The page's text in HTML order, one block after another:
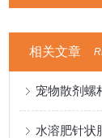
相关文章
宠物散剂螺
水溶肥针状